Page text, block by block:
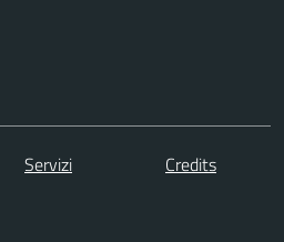
Servizi
Credits